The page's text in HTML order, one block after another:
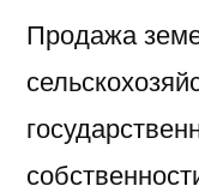
Продажа